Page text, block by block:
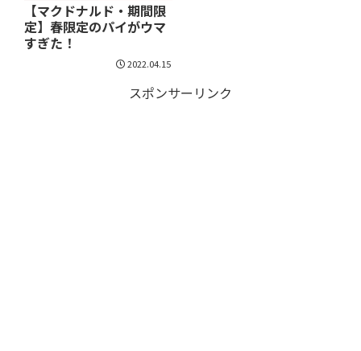
【マクドナルド・期間限
定】春限定のパイがウマ
すぎた！
2022.04.15
スポンサーリンク